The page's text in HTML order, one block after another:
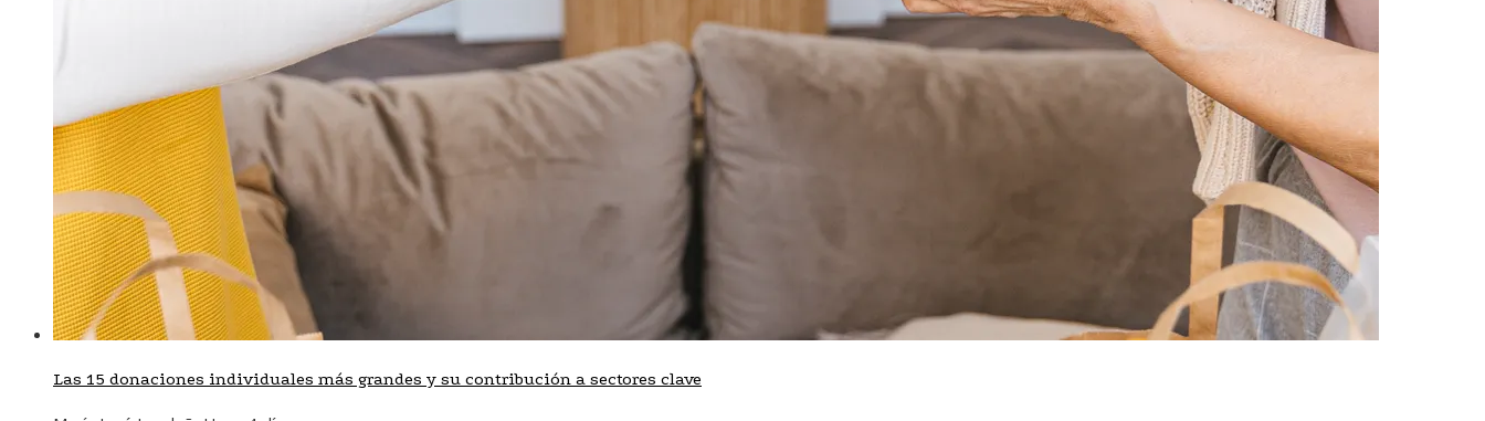
Las 15 donaciones individuales más grandes y su contribución a sectores clave